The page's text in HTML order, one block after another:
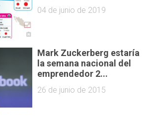
04 de junio de 2019
Mark Zuckerberg estaría
la semana nacional del
emprendedor 2...
26 de junio de 2015